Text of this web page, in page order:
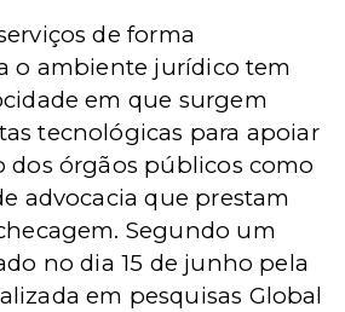
de forma
o ambiente jurídico tem
em que surgem
tecnológicas para apoiar
dos órgãos públicos como
advocacia que prestam
Segundo um
no dia 15 de junho pela
em pesquisas Global